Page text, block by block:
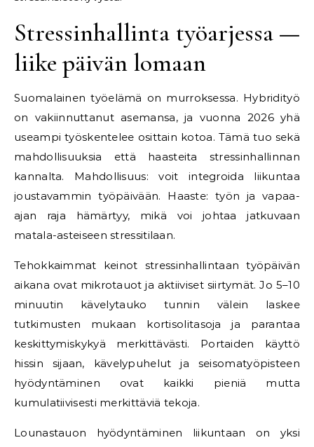
Stressinhallinta työarjessa —
liike päivän lomaan
Suomalainen työelämä on murroksessa. Hybridityö
on vakiinnuttanut asemansa, ja vuonna 2026 yhä
useampi työskentelee osittain kotoa. Tämä tuo sekä
mahdollisuuksia että haasteita stressinhallinnan
kannalta. Mahdollisuus: voit integroida liikuntaa
joustavammin työpäivään. Haaste: työn ja vapaa-
ajan raja hämärtyy, mikä voi johtaa jatkuvaan
matala-asteiseen stressitilaan.
Tehokkaimmat keinot stressinhallintaan työpäivän
aikana ovat mikrotauot ja aktiiviset siirtymät. Jo 5–10
minuutin kävelytauko tunnin välein laskee
tutkimusten mukaan kortisolitasoja ja parantaa
keskittymiskykyä merkittävästi. Portaiden käyttö
hissin sijaan, kävelypuhelut ja seisomatyöpisteen
hyödyntäminen ovat kaikki pieniä mutta
kumulatiivisesti merkittäviä tekoja.
Lounastauon hyödyntäminen liikuntaan on yksi